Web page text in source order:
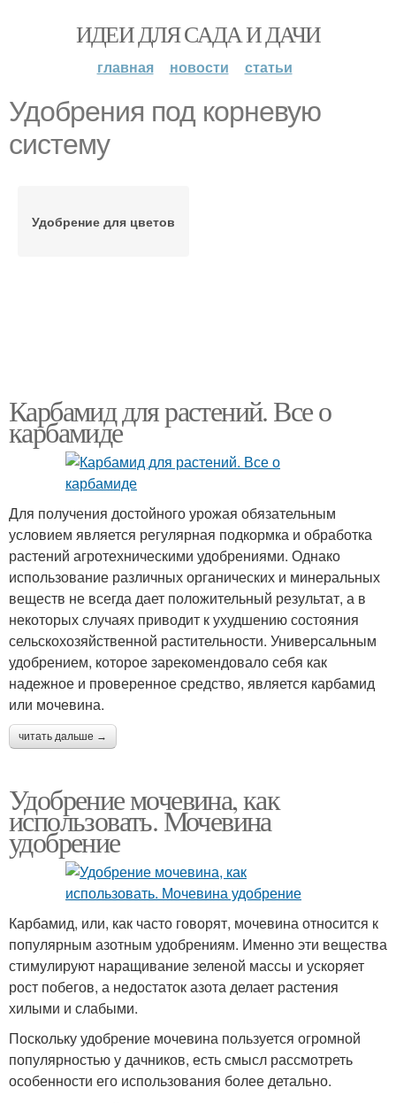
ИДЕИ ДЛЯ САДА И ДАЧИ
главная новости статьи
Удобрения под корневую
систему
Удобрение для цветов
Карбамид для растений. Все о
карбамиде
Для получения достойного урожая обязательным
условием является регулярная подкормка и обработка
растений агротехническими удобрениями. Однако
использование различных органических и минеральных
веществ не всегда дает положительный результат, а в
некоторых случаях приводит к ухудшению состояния
сельскохозяйственной растительности. Универсальным
удобрением, которое зарекомендовало себя как
надежное и проверенное средство, является карбамид
или мочевина.
читать дальше →
Удобрение мочевина, как
использовать. Мочевина
удобрение
Карбамид, или, как часто говорят, мочевина относится к
популярным азотным удобрениям. Именно эти вещества
стимулируют наращивание зеленой массы и ускоряет
рост побегов, а недостаток азота делает растения
хилыми и слабыми.
Поскольку удобрение мочевина пользуется огромной
популярностью у дачников, есть смысл рассмотреть
особенности его использования более детально.